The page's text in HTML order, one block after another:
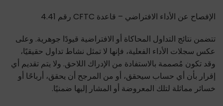
الإفصاح عن الأداء الافتراضي – قاعدة CFTC رقم 4.41
تتضمن نتائج التداول المحاكاة أو الافتراضية قيودًا جوهرية. وعلى
عكس سجلات الأداء الفعلية، فإنها لا تمثل نشاط تداول حقيقيًا،
وقد تكون مُصممة بالاستفادة من الإدراك اللاحق. ولا يتم تقديم أي
إقرار بأن أي حساب سيحقق، أو من المرجح أن يحقق، أرباحًا أو
خسائر مماثلة لتلك المعروضة أو المشار إليها ضمنيًا.